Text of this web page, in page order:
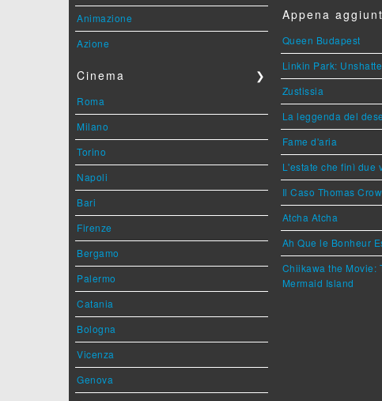
Animazione
Azione
Cinema ❯
Roma
Milano
Torino
Napoli
Bari
Firenze
Bergamo
Palermo
Catania
Bologna
Vicenza
Genova
Appena
Queen Budapest
Linkin Park:
Zustissia
La leggenda del
Fame d'aria
L'estate che finì due
Il Caso Thomas
Atcha Atcha
Ah Que le Bonheur
Chiikawa the Movie:
Mermaid Island